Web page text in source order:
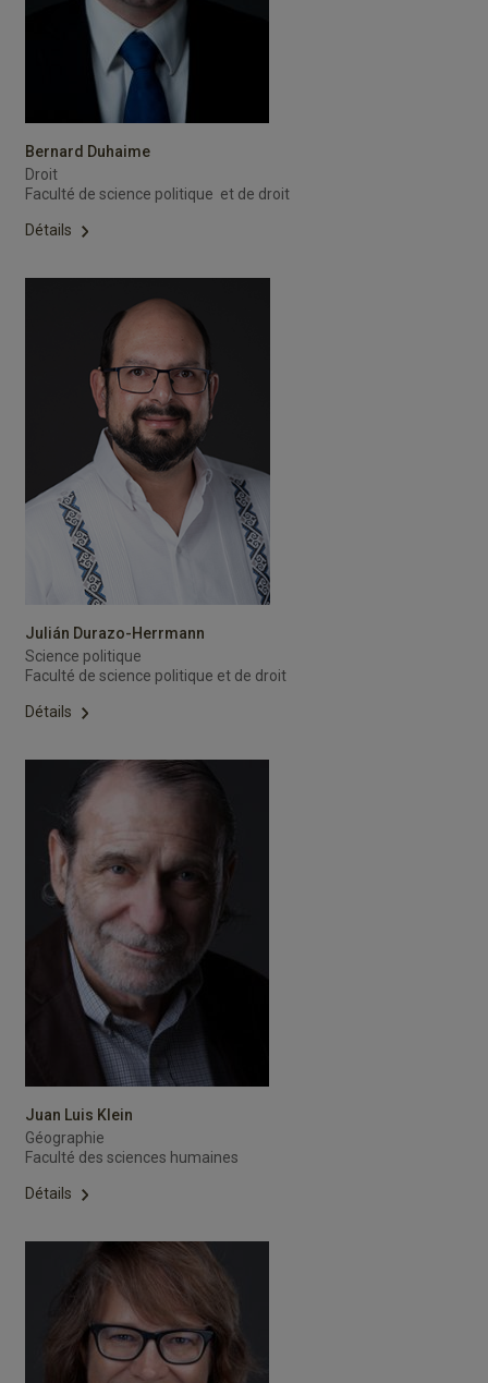
Bernard Duhaime
Droit
Faculté de science politique et de droit
Détails
Julián Durazo-Herrmann
Science politique
Faculté de science politique et de droit
Détails
Juan Luis Klein
Géographie
Faculté des sciences humaines
Détails